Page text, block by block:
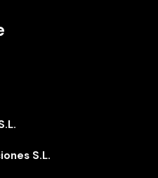
S.L.